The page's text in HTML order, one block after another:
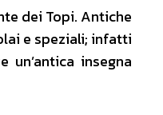
dei Topi. Antiche
e speziali; infatti
insegna